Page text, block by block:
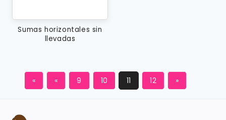
Sumas horizontales sin
llevadas
« « 9 10 11 12 »